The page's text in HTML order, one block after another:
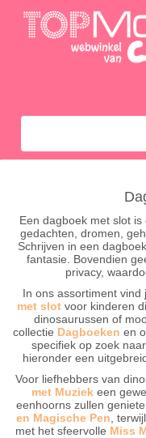
Een dagboek met slot
gedachten, dromen,
Schrijven in een
fantasie. Bovendien
privacy,
In ons assortiment vind
met slotvoor kinderen
dinosaurussen of
collectie Dagboeken en
specifiek op zoek
hieronder een
Voor liefhebbers van
met Muziekeen
eenhoorns zullen
en Magische Pen ,
met het sfeervolle Miss